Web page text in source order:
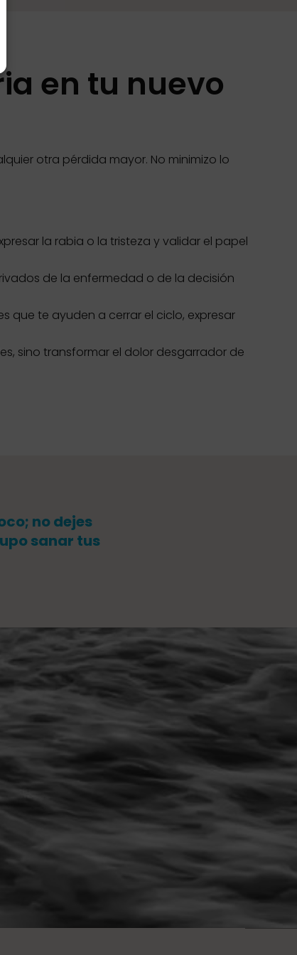
en tu nuevo
otra pérdida mayor. No minimizo lo
la rabia o la tristeza y validar el papel
de la enfermedad o de la decisión
que te ayuden a cerrar el ciclo, expresar
sino transformar el dolor desgarrador de
no dejes
sanar tus